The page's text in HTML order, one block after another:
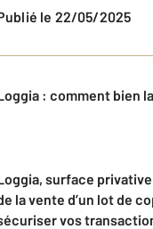
Publié le 22/05/2025
: comment bien
surface
la vente d’un lot de
vos